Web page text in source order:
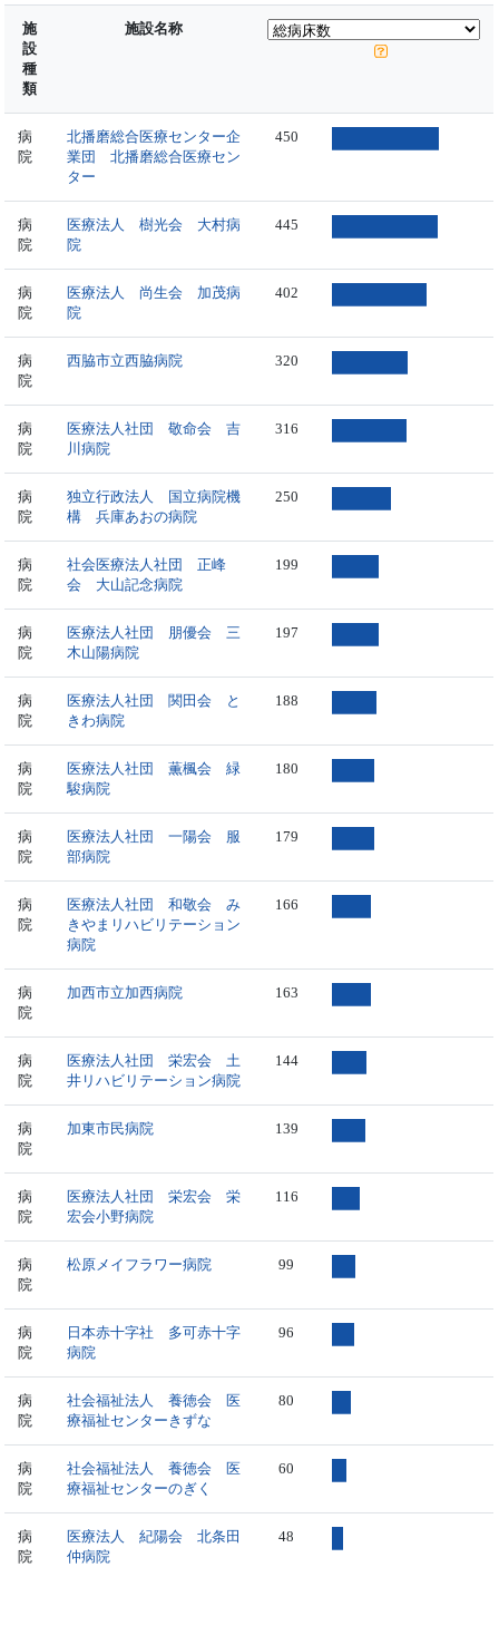
施
設
種
類
施設名称
病
院
北播磨総合医療センター企
業団 北播磨総合医療セン
ター
450
病
院
医療法人 樹光会 大村病
院
445
病
院
医療法人 尚生会 加茂病
院
402
病
院
西脇市立西脇病院 320
病
院
医療法人社団 敬命会 吉
川病院
316
病
院
独立行政法人 国立病院機
構 兵庫あおの病院
250
病
院
社会医療法人社団 正峰
会 大山記念病院
199
病
院
医療法人社団 朋優会 三
木山陽病院
197
病
院
医療法人社団 関田会 と
きわ病院
188
病
院
医療法人社団 薫楓会 緑
駿病院
180
病
院
医療法人社団 一陽会 服
部病院
179
病
院
医療法人社団 和敬会 み
きやまリハビリテーション
病院
166
病
院
加西市立加西病院 163
病
院
医療法人社団 栄宏会 土
井リハビリテーション病院
144
病
院
加東市民病院 139
病
院
医療法人社団 栄宏会 栄
宏会小野病院
116
病
院
松原メイフラワー病院 99
病
院
日本赤十字社 多可赤十字
病院
96
病
院
社会福祉法人 養徳会 医
療福祉センターきずな
80
病
院
社会福祉法人 養徳会 医
療福祉センターのぎく
60
病
院
医療法人 紀陽会 北条田
仲病院
48